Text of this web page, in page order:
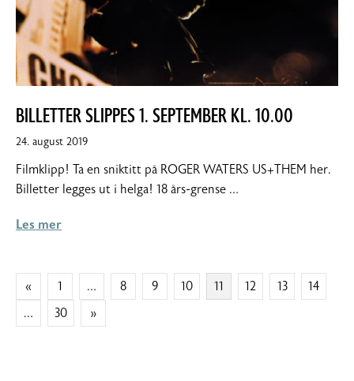
BILLETTER SLIPPES 1. SEPTEMBER KL. 10.00
24. august 201931.
2019
Filmklipp! Ta en sniktitt på ROGER WATERS US+THEM her.
Billetter legges ut i helga! 18 års-grense …
Les mer
SIDEPAGINERING
« 1 … 8 9 10 11 12 13
14
…
30 »